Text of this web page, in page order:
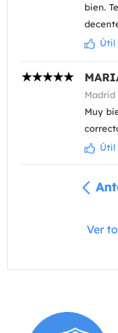
bien.
Útil
Madrid
Muy
Útil
Ver